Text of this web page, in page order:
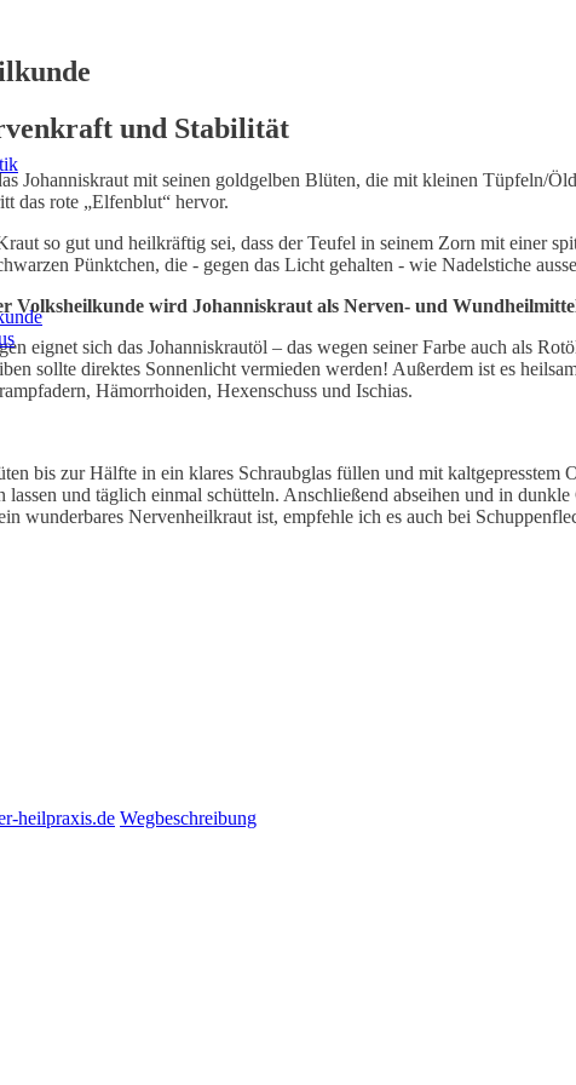
und Stabilität
Johanniskraut mit seinen goldgelben Blüten, die mit kleinen Tüpfeln/
das rote „Elfenblut“ hervor.
so gut und heilkräftig sei, dass der Teufel in seinem Zorn mit einer
Pünktchen, die - gegen das Licht gehalten - wie Nadelstiche
Volksheilkunde wird Johanniskraut als Nerven- und
eignet sich das Johanniskrautöl – das wegen seiner Farbe auch als
sollte direktes Sonnenlicht vermieden werden! Außerdem ist es
Hämorrhoiden, Hexenschuss und Ischias.
bis zur Hälfte in ein klares Schraubglas füllen und mit
lassen und täglich einmal schütteln. Anschließend abseihen und in
wunderbares Nervenheilkraut ist, empfehle ich es auch bei
heilpraxis.de Wegbeschreibung